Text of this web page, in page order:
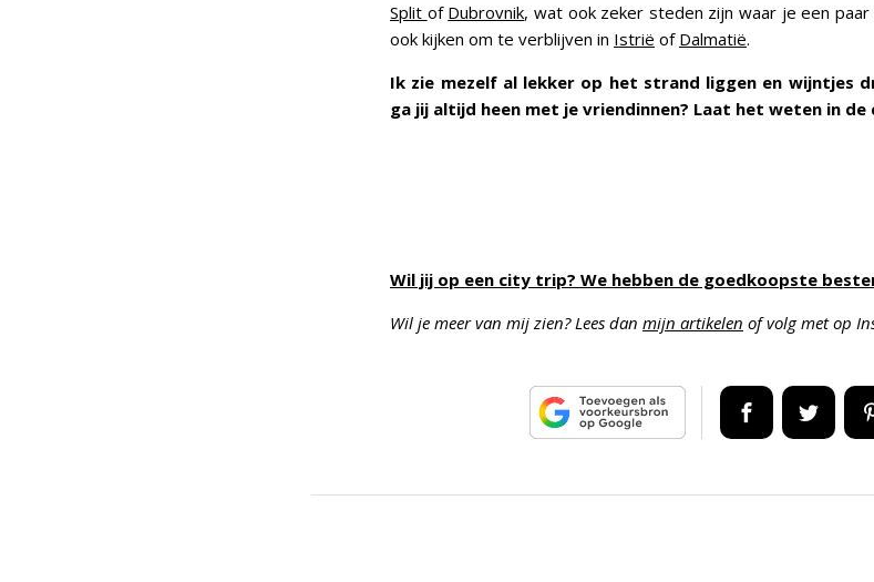
Split of Dubrovnik, wat ook zeker steden zijn waar je een paar
ook kijken om te verblijven in Istrië of Dalmatië.
Ik zie mezelf al lekker op het strand liggen en wijntjes
ga jij altijd heen met je vriendinnen? Laat het weten in de
Wil jij op een city trip? We hebben de goedkoopste
Wil je meer van mij zien? Lees dan mijn artikelen of volg met op